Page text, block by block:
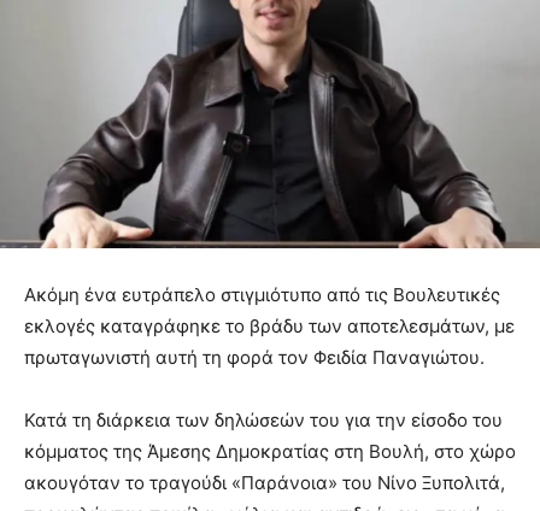
Ακόμη ένα ευτράπελο στιγμιότυπο από τις Βουλευτικές
εκλογές καταγράφηκε το βράδυ των αποτελεσμάτων, με
πρωταγωνιστή αυτή τη φορά τον Φειδία Παναγιώτου.
Κατά τη διάρκεια των δηλώσεών του για την είσοδο του
κόμματος της Άμεσης Δημοκρατίας στη Βουλή, στο χώρο
ακουγόταν το τραγούδι «Παράνοια» του Νίνο Ξυπολιτά,